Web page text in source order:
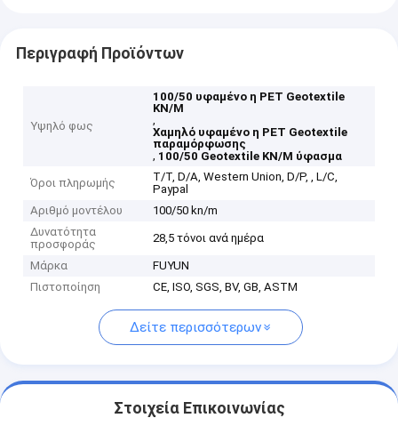
Περιγραφή Προϊόντων
Υψηλό φως
100/50 υφαμένο η PET Geotextile
KN/M
,
Χαμηλό υφαμένο η PET Geotextile
παραμόρφωσης
, 100/50 Geotextile KN/M ύφασμα
Όροι πληρωμής
T/T, D/A, Western Union, D/P, , L/C,
Paypal
Αριθμό μοντέλου
100/50 kn/m
Δυνατότητα
προσφοράς
28,5 τόνοι ανά ημέρα
Μάρκα
FUYUN
Πιστοποίηση
CE, ISO, SGS, BV, GB, ASTM
Δείτε περισσότερων
Στοιχεία Επικοινωνίας